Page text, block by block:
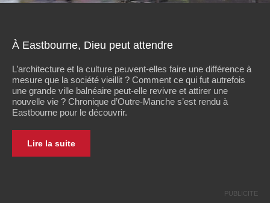
À Eastbourne, Dieu peut attendre
L’architecture et la culture peuvent-elles faire une différence à
mesure que la société vieillit ? Comment ce qui fut autrefois
une grande ville balnéaire peut-elle revivre et attirer une
nouvelle vie ? Chronique d’Outre-Manche s’est rendu à
Eastbourne pour le découvrir.
Lire la suite
PUBLICITE